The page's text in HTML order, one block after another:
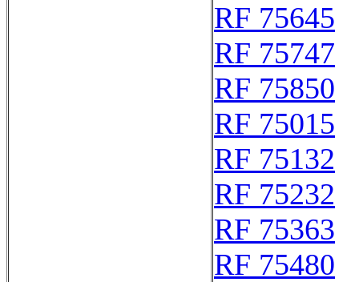
RF 75645
RF 75747
RF 75850
RF 75015
RF 75132
RF 75232
RF 75363
RF 75480